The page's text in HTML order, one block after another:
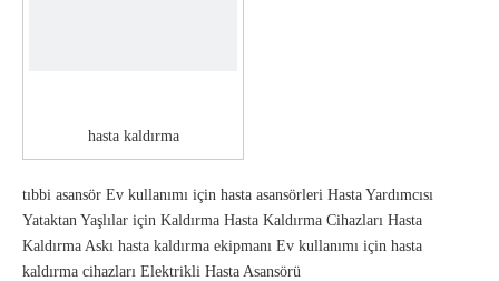
hasta kaldırma
tıbbi asansör Ev kullanımı için hasta asansörleri Hasta Yardımcısı
Yataktan Yaşlılar için Kaldırma Hasta Kaldırma Cihazları Hasta
Kaldırma Askı hasta kaldırma ekipmanı Ev kullanımı için hasta
kaldırma cihazları Elektrikli Hasta Asansörü